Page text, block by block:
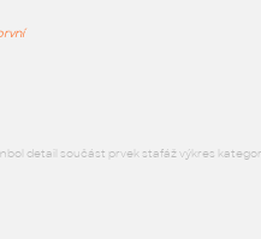
detail součást prvek stafáž výkres